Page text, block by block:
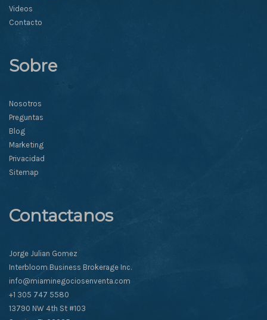
Videos
Contacto
Sobre
Nosotros
Preguntas
Blog
Marketing
Privacidad
Sitemap
Contactanos
Jorge Julian Gomez
Interbloom Business Brokerage Inc.
info@miaminegociosenventa.com
+1 305 747 5580
13790 NW 4th St #103